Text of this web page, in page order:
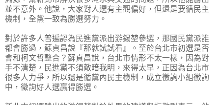
並不意外。他說，大家對人選有主觀偏好，但還是要循民主
機制，全黨一致為勝選努力。
對於許多人普遍認為民進黨派出游錫堃參選，那國民黨派誰
都會勝過，蘇貞昌說『那就試試看』。至於台北市初選是否
會和柯文哲整合？蘇貞昌說，台北市情形不太一樣，因為對
手不清楚，民進黨不須敵暗我明，來得太早，正因為台北市
很多人力爭，所以還是循黨內民主機制，成立徵詢小組徵詢
中，徵詢好人選贏得勝選。